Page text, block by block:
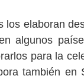
los elaboran
algunos
para la
también en